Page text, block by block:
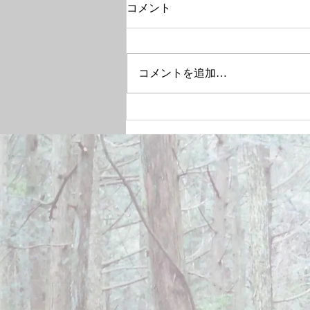
December 28, 2024
コメント
コメントを追加…